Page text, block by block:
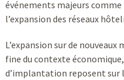
événements majeurs comme
l’expansion des réseaux
L’expansion sur de
fine du contexte
d’implantation reposent sur